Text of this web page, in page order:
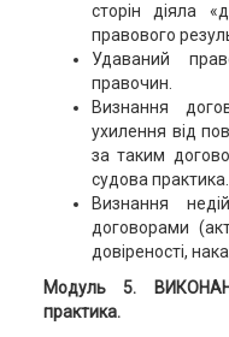
сторін діяла
правового
Удаваний
правочин.
Визнання
ухилення від
за таким
судова практика.
Визнання
договорами
довіреності,
Модуль 5.
практика.